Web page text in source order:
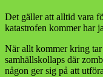
Det gäller att alltid vara
katastrofen kommer har
När allt kommer kring
samhällskollaps där
någon ger sig på att